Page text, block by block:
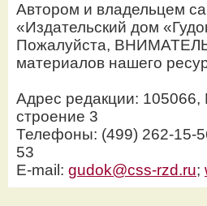
Автором и владельцем
«Издательский дом
Пожалуйста,
материалов нашего
Адрес редакции:
строение 3
Телефоны: (499) 262-15-
53
E-mail: gudok@css-rzd.ru;